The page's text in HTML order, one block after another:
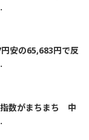
円安の65,683円で反
指数がまちまち 中